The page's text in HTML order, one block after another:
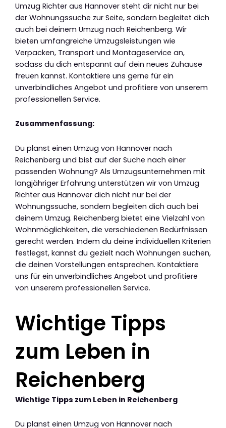
Umzug Richter aus Hannover steht dir nicht nur bei
der Wohnungssuche zur Seite, sondern begleitet dich
auch bei deinem Umzug nach Reichenberg. Wir
bieten umfangreiche Umzugsleistungen wie
Verpacken, Transport und Montageservice an,
sodass du dich entspannt auf dein neues Zuhause
freuen kannst. Kontaktiere uns gerne für ein
unverbindliches Angebot und profitiere von unserem
professionellen Service.
Zusammenfassung:
Du planst einen Umzug von Hannover nach
Reichenberg und bist auf der Suche nach einer
passenden Wohnung? Als Umzugsunternehmen mit
langjähriger Erfahrung unterstützen wir von Umzug
Richter aus Hannover dich nicht nur bei der
Wohnungssuche, sondern begleiten dich auch bei
deinem Umzug. Reichenberg bietet eine Vielzahl von
Wohnmöglichkeiten, die verschiedenen Bedürfnissen
gerecht werden. Indem du deine individuellen Kriterien
festlegst, kannst du gezielt nach Wohnungen suchen,
die deinen Vorstellungen entsprechen. Kontaktiere
uns für ein unverbindliches Angebot und profitiere
von unserem professionellen Service.
Wichtige Tipps
zum Leben in
Reichenberg
Wichtige Tipps zum Leben in Reichenberg
Du planst einen Umzug von Hannover nach